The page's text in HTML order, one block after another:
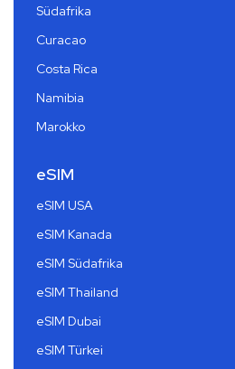
Südafrika
Curacao
Costa Rica
Namibia
Marokko
eSIM
eSIM USA
eSIM Kanada
eSIM Südafrika
eSIM Thailand
eSIM Dubai
eSIM Türkei